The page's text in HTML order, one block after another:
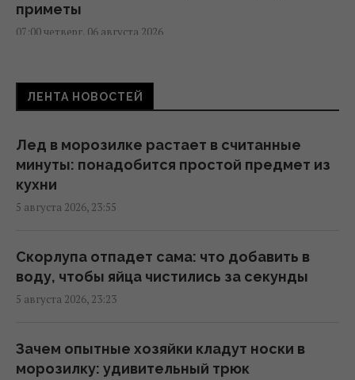
приметы
07:00 четверг, 06 августа 2026
Проверено поколениями: 6 садовых
советов, которые по-прежнему остаются
06:55 четверг, 06 августа 2026
6 августа: церковный праздник сегодня,
какая примета в Яблочный Спас обещает
06:00 четверг, 06 августа 2026
В 1970 году попытка защитить природу в
катастрофой
05:54 четверг, 06 августа 2026
ЛЕНТА НОВОСТЕЙ
Лед в морозилке растает в считанные
минуты: понадобится простой предмет из
кухни
5 августа 2026, 23:55
Скорлупа отпадет сама: что добавить в
воду, чтобы яйца чистились за секунды
5 августа 2026, 23:23
Зачем опытные хозяйки кладут носки в
морозилку: удивительный трюк